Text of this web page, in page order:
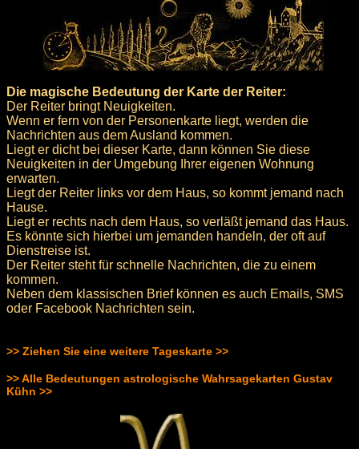
Die magische Bedeutung der Karte der Reiter:
Der Reiter bringt Neuigkeiten.
Wenn er fern von der Personenkarte liegt, werden die
Nachrichten aus dem Ausland kommen.
Liegt er dicht bei dieser Karte, dann können Sie diese
Neuigkeiten in der Umgebung Ihrer eigenen Wohnung
erwarten.
Liegt der Reiter links vor dem Haus, so kommt jemand nach
Hause.
Liegt er rechts nach dem Haus, so verläßt jemand das Haus.
Es könnte sich hierbei um jemanden handeln, der oft auf
Dienstreise ist.
Der Reiter steht für schnelle Nachrichten, die zu einem
kommen.
Neben dem klassischen Brief können es auch Emails, SMS
oder Facebook Nachrichten sein.
>> Ziehen Sie eine weitere Tageskarte >>
>> Alle Bedeutungen astrologische Wahrsagekarten Gustav
Kühn >>